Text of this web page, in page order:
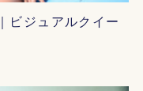
ビジュアルクイー